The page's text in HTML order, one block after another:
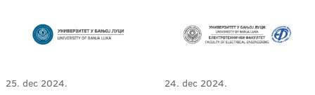
25. dec 2024. 24. dec 2024.